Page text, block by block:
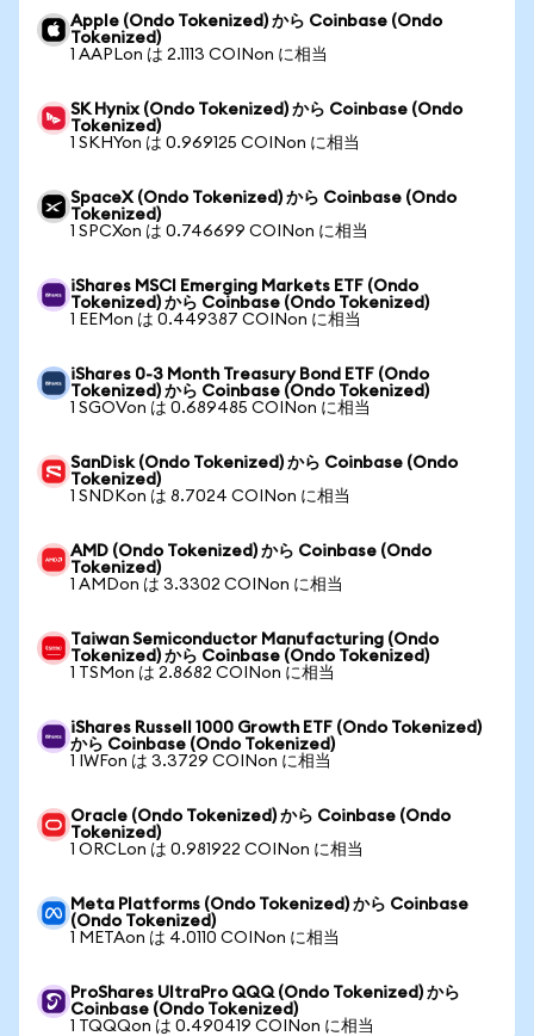
Apple (Ondo Tokenized) から Coinbase (Ondo
Tokenized)
1 AAPLon は 2.1113 COINon に相当
SK Hynix (Ondo Tokenized) から Coinbase (Ondo
Tokenized)
1 SKHYon は 0.969125 COINon に相当
SpaceX (Ondo Tokenized) から Coinbase (Ondo
Tokenized)
1 SPCXon は 0.746699 COINon に相当
iShares MSCI Emerging Markets ETF (Ondo
Tokenized) から Coinbase (Ondo Tokenized)
1 EEMon は 0.449387 COINon に相当
iShares 0-3 Month Treasury Bond ETF (Ondo
Tokenized) から Coinbase (Ondo Tokenized)
1 SGOVon は 0.689485 COINon に相当
SanDisk (Ondo Tokenized) から Coinbase (Ondo
Tokenized)
1 SNDKon は 8.7024 COINon に相当
AMD (Ondo Tokenized) から Coinbase (Ondo
Tokenized)
1 AMDon は 3.3302 COINon に相当
Taiwan Semiconductor Manufacturing (Ondo
Tokenized) から Coinbase (Ondo Tokenized)
1 TSMon は 2.8682 COINon に相当
iShares Russell 1000 Growth ETF (Ondo Tokenized)
から Coinbase (Ondo Tokenized)
1 IWFon は 3.3729 COINon に相当
Oracle (Ondo Tokenized) から Coinbase (Ondo
Tokenized)
1 ORCLon は 0.981922 COINon に相当
Meta Platforms (Ondo Tokenized) から Coinbase
(Ondo Tokenized)
1 METAon は 4.0110 COINon に相当
ProShares UltraPro QQQ (Ondo Tokenized) から
Coinbase (Ondo Tokenized)
1 TQQQon は 0.490419 COINon に相当